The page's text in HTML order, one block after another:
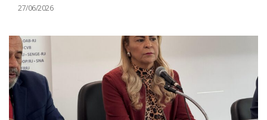
27/06/2026